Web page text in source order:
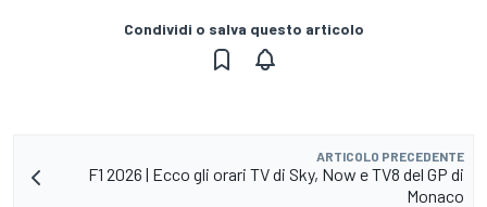
Condividi o salva questo articolo
ARTICOLO PRECEDENTE
F1 2026 | Ecco gli orari TV di Sky, Now e TV8 del GP di
Monaco